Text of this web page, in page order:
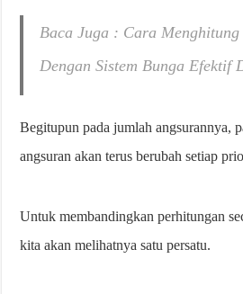
Baca Juga : Cara
Dengan Sistem Bunga Efektif
Begitupun pada jumlah angsurannya,
angsuran akan terus berubah setiap
Untuk membandingkan perhitungan
kita akan melihatnya satu persatu.